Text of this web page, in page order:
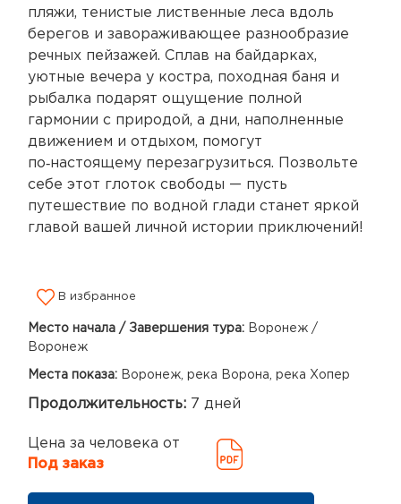
пляжи, тенистые лиственные леса вдоль
берегов и завораживающее разнообразие
речных пейзажей. Сплав на байдарках,
уютные вечера у костра, походная баня и
рыбалка подарят ощущение полной
гармонии с природой, а дни, наполненные
движением и отдыхом, помогут
по‑настоящему перезагрузиться. Позвольте
себе этот глоток свободы — пусть
путешествие по водной глади станет яркой
главой вашей личной истории приключений!
В избранное
Место начала / Завершения тура: Воронеж /
Воронеж
Места показа: Воронеж, река Ворона, река Хопер
Продолжительность: 7 дней
Цена за человека от
Под заказ